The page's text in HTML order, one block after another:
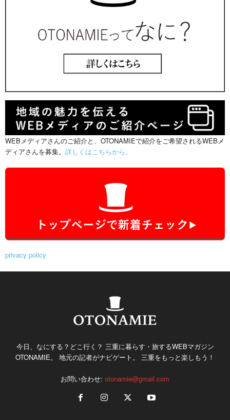
WEBメディアさんのご紹介と、OTONAMIEで紹介をご希望されるWEBメ
ディアさんを募集。 詳しくはこちらから。
privacy policy
今日、なにする？どこ行く？ 三重に暮らす・旅するWEBマガジン
OTONAMIE。 地元の記者がナビゲート。 三重をもっと楽しもう！
お問い合わせ: otonamie@gmail.com